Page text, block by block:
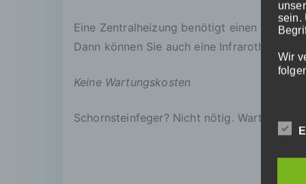
Eine Zentralheizung benötigt einen
Dann können Sie auch eine Infrarotheizung
Keine Wartungskosten
Schornsteinfeger? Nicht nötig.
sein.
Wir